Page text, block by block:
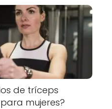
de tríceps
mujeres?